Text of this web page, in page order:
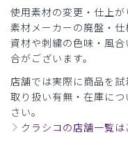
には支障がないと思い
と大変だと思いました
っていません。
商品：716レディース
役に立った 0
使用素材の変更・仕上が
素材メーカーの廃盤・仕
資材や刺繍の色味・風
合がございます。
店舗では実際に商品を試
取り扱い有無・在庫に
さい。
クラシコの店舗一覧は